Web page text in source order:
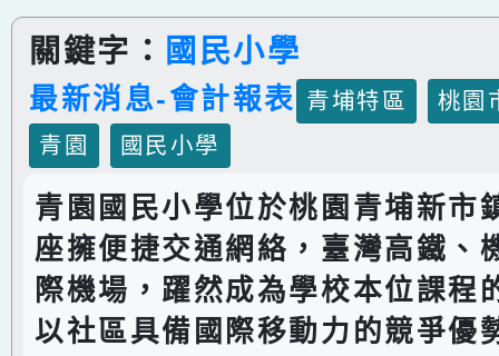
關鍵字： 國民小學
最新消息-會計報表 青埔特區
桃園
青園
國民小學
青園國民小學位於桃園青埔新市
座擁便捷交通網絡，臺灣高鐵、
際機場，躍然成為學校本位課程
以社區具備國際移動力的競爭優